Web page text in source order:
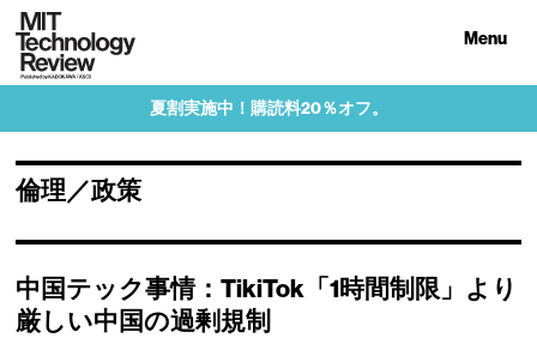
Menu
夏割実施中！購読料20％オフ。
倫理／政策
中国テック事情：TikiTok「1時間制限」より
厳しい中国の過剰規制